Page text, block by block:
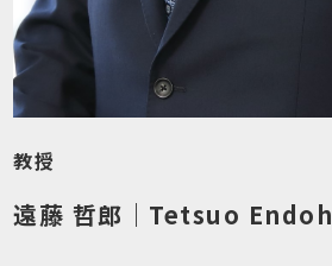
教授
遠藤 哲郎 ｜ Tetsuo Endoh